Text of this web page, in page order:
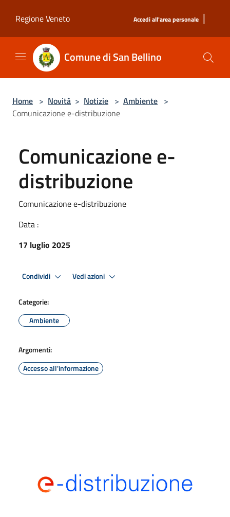
Regione Veneto
Accedi all'area personale |
Comune di San Bellino
Home > Novità > Notizie > Ambiente >
Comunicazione e-distribuzione
Comunicazione e-
distribuzione
Comunicazione e-distribuzione
Data :
17 luglio 2025
Condividi Vedi azioni
Categorie:
Ambiente
Argomenti:
Accesso all'informazione